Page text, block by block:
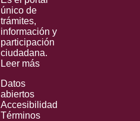
único de
trámites,
información y
participación
ciudadana.
Leer más
Datos
abiertos
Accesibilidad
Términos